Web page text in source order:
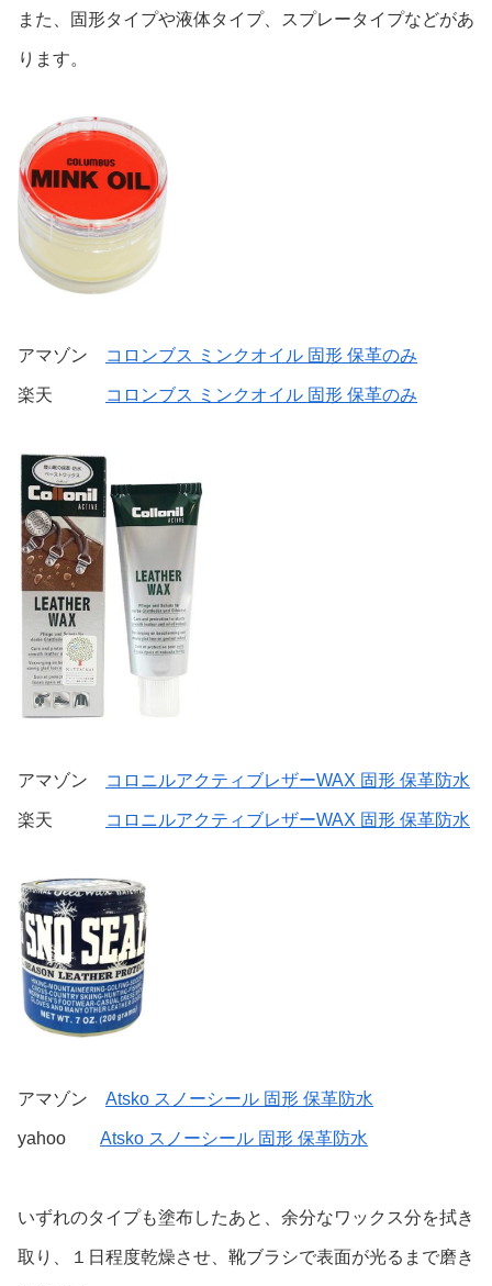
また、固形タイプや液体タイプ、スプレータイプなどがあ
ります。
アマゾン コロンブス ミンクオイル 固形 保革のみ
楽天 コロンブス ミンクオイル 固形 保革のみ
アマゾン コロニルアクティブレザーWAX 固形 保革防水
楽天 コロニルアクティブレザーWAX 固形 保革防水
アマゾン Atsko スノーシール 固形 保革防水
yahoo Atsko スノーシール 固形 保革防水
いずれのタイプも塗布したあと、余分なワックス分を拭き
取り、１日程度乾燥させ、靴ブラシで表面が光るまで磨き